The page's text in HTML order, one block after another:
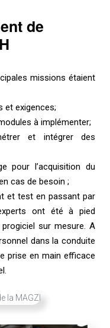
de
missions étaient
et exigences;
à implémenter;
et intégrer des
pour l’acquisition du
cas de besoin ;
et test en passant par
ont été à pied
sur mesure. A
dans la conduite
prise en main efficace